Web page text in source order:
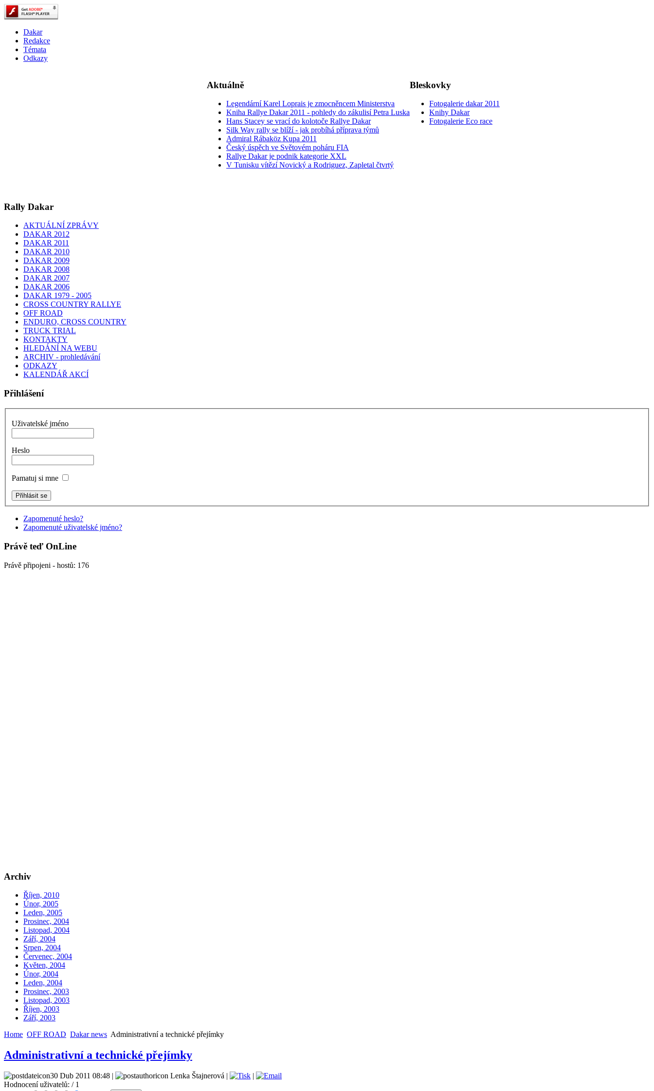
Dakar
Redakce
Témata
Odkazy
Aktuálně
Legendární Karel Loprais je zmocněncem Ministerstva
Kniha Rallye Dakar 2011 - pohledy do zákulisí Petra Luska
Hans Stacey se vrací do kolotoče Rallye Dakar
Silk Way rally se blíží - jak probíhá příprava týmů
Admiral Rábaköz Kupa 2011
Český úspěch ve Světovém poháru FIA
Rallye Dakar je podnik kategorie XXL
V Tunisku vítězí Novický a Rodriguez, Zapletal čtvrtý
Bleskovky
Fotogalerie dakar 2011
Knihy Dakar
Fotogalerie Eco race
Rally Dakar
AKTUÁLNÍ ZPRÁVY
DAKAR 2012
DAKAR 2011
DAKAR 2010
DAKAR 2009
DAKAR 2008
DAKAR 2007
DAKAR 2006
DAKAR 1979 - 2005
CROSS COUNTRY RALLYE
OFF ROAD
ENDURO, CROSS COUNTRY
TRUCK TRIAL
KONTAKTY
HLEDÁNÍ NA WEBU
ARCHIV - prohledávání
ODKAZY
KALENDÁŘ AKCÍ
Přihlášení
Uživatelské jméno
Heslo
Pamatuj si mne
Zapomenuté heslo?
Zapomenuté uživatelské jméno?
Právě teď OnLine
Právě připojeni - hostů: 176
Archiv
Říjen, 2010
Únor, 2005
Leden, 2005
Prosinec, 2004
Listopad, 2004
Září, 2004
Srpen, 2004
Červenec, 2004
Květen, 2004
Únor, 2004
Leden, 2004
Prosinec, 2003
Listopad, 2003
Říjen, 2003
Září, 2003
Home OFF ROAD Dakar news Administrativní a technické přejímky
Administrativní a technické přejímky
30 Dub 2011 08:48 | Lenka Štajnerová |
|
Hodnocení uživatelů: / 1